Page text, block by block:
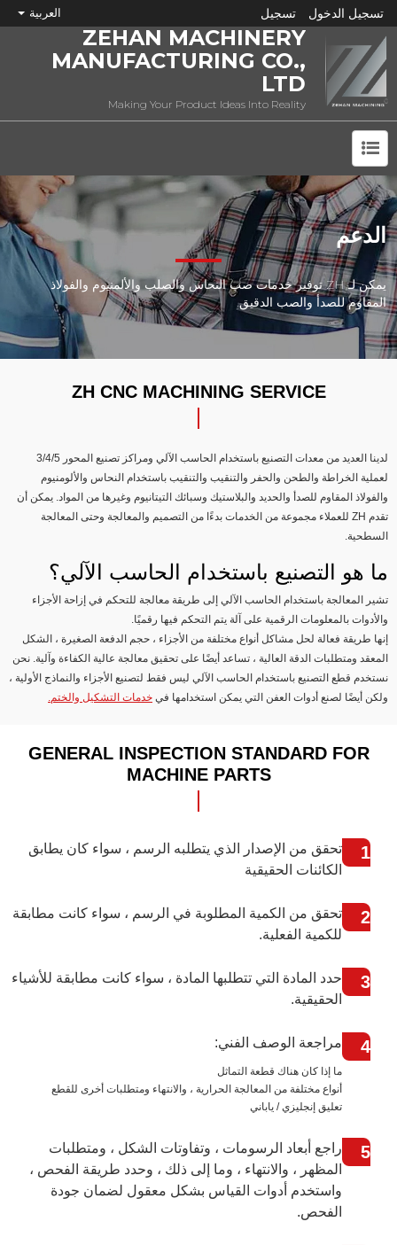
تسجيل الدخول تسجيل العربية
ZEHAN MACHINERY
MANUFACTURING CO.,
LTD
Making Your Product Ideas Into Reality
الدعم
يمكن لـ ZH توفير خدمات صب النحاس والصلب والألمنيوم والفولاذ
المقاوم للصدأ والصب الدقيق.
ZH CNC MACHINING SERVICE
لدينا العديد من معدات التصنيع باستخدام الحاسب الآلي ومراكز تصنيع المحور 3/4/5
لعملية الخراطة والطحن والحفر والتنقيب والتنقيب باستخدام النحاس والألومنيوم
والفولاذ المقاوم للصدأ والحديد والبلاستيك وسبائك التيتانيوم وغيرها من المواد. يمكن أن
تقدم ZH للعملاء مجموعة من الخدمات بدءًا من التصميم والمعالجة وحتى المعالجة
السطحية.
ما هو التصنيع باستخدام الحاسب الآلي؟
تشير المعالجة باستخدام الحاسب الآلي إلى طريقة معالجة للتحكم في إزاحة الأجزاء
والأدوات بالمعلومات الرقمية على آلة يتم التحكم فيها رقميًا.
إنها طريقة فعالة لحل مشاكل أنواع مختلفة من الأجزاء ، حجم الدفعة الصغيرة ، الشكل
المعقد ومتطلبات الدقة العالية ، تساعد أيضًا على تحقيق معالجة عالية الكفاءة وآلية. نحن
نستخدم قطع التصنيع باستخدام الحاسب الآلي ليس فقط لتصنيع الأجزاء والنماذج الأولية ،
ولكن أيضًا لصنع أدوات العفن التي يمكن استخدامها في خدمات التشكيل والختم.
GENERAL INSPECTION STANDARD FOR
MACHINE PARTS
1
تحقق من الإصدار الذي يتطلبه الرسم ، سواء كان يطابق
الكائنات الحقيقية
2
تحقق من الكمية المطلوبة في الرسم ، سواء كانت مطابقة
للكمية الفعلية.
3
حدد المادة التي تتطلبها المادة ، سواء كانت مطابقة للأشياء
الحقيقية.
4 مراجعة الوصف الفني:
ما إذا كان هناك قطعة التماثل
أنواع مختلفة من المعالجة الحرارية ، والانتهاء ومتطلبات أخرى للقطع
تعليق إنجليزي / ياباني
5
راجع أبعاد الرسومات ، وتفاوتات الشكل ، ومتطلبات
المظهر ، والانتهاء ، وما إلى ذلك ، وحدد طريقة الفحص ،
واستخدم أدوات القياس بشكل معقول لضمان جودة
الفحص.